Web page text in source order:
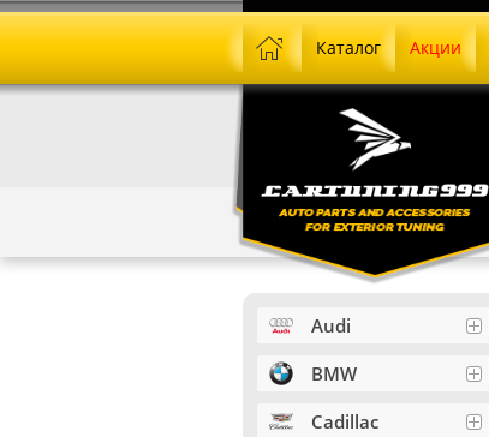
Каталог Акции
Audi
BMW
Cadillac